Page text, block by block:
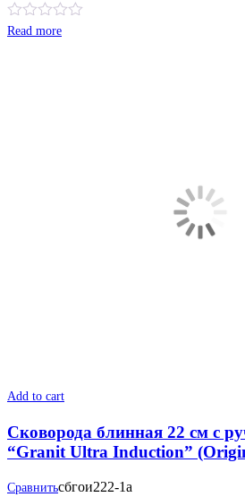
Read more
Add to cart
Сковорода блинная 22 см с
“Granit Ultra Induction”
Сравнитьсбгои222-1а